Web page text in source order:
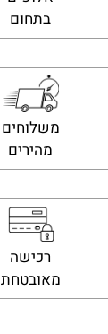
בתחום
משלוחים
מהירים
רכישה
מאובטחת